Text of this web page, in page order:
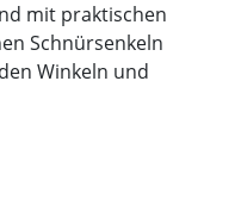
mit praktischen
Schnürsenkeln
Winkeln und